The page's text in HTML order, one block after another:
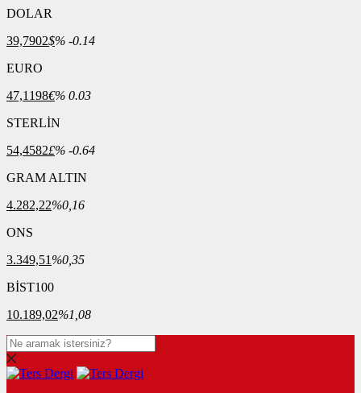
DOLAR
39,7902$% -0.14
EURO
47,1198€% 0.03
STERLİN
54,4582£% -0.64
GRAM ALTIN
4.282,22%0,16
ONS
3.349,51 %0,35
BİST100
10.189,02%1,08